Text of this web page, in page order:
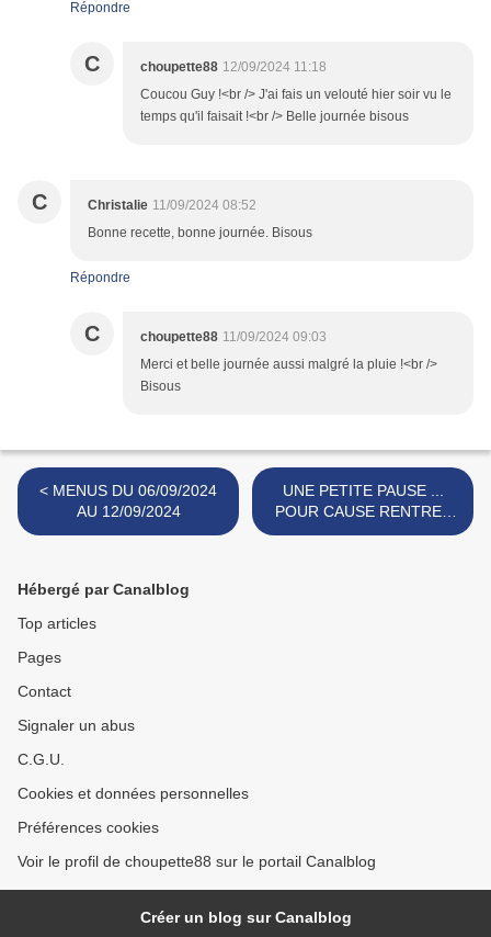
Répondre
C choupette88 12/09/2024 11:18
Coucou Guy !<br /> J'ai fais un velouté hier soir vu le
temps qu'il faisait !<br /> Belle journée bisous
C Christalie 11/09/2024 08:52
Bonne recette, bonne journée. Bisous
Répondre
C choupette88 11/09/2024 09:03
Merci et belle journée aussi malgré la pluie !<br />
Bisous
< MENUS DU 06/09/2024
AU 12/09/2024
UNE PETITE PAUSE ...
POUR CAUSE RENTREE
DES CLASSES >
Hébergé par Canalblog
Top articles
Pages
Contact
Signaler un abus
C.G.U.
Cookies et données personnelles
Préférences cookies
Voir le profil de choupette88 sur le portail Canalblog
Créer un blog sur Canalblog